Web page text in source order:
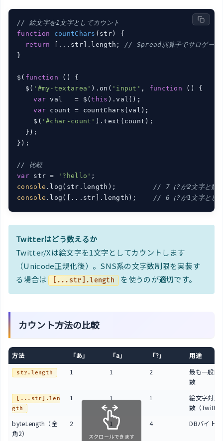
// 絵文字を1文字としてカウント
function
countChars ( str) {
return [...str].length; // Spread演算子でサロゲート
}
$( function ( ) {
  $(
'#my-textarea' ).on( 'input' , function ( ) {
var val   = $(this ).val();
var count = countChars(val);
    $(
'#char-count' ).text(count);
  });
});
// 比較
var str = '?hello'
console .log(str.length); // 7（?が2文字と数
console .log([...str].length); // 6（?が1文字とし
Twitterはどう数えるか
Twitter/Xは絵文字を1文字としてカウントします
（Unicode正規化後）。SNS系の文字数制限を実装す
る場合は
[...str].length を使うのが適切です。
カウント方法の比較
方法 「あ」 「a」 「?」 用途
str.length 1 1 2
最も一般的
数
[...str].len
gth
1 1 1
絵文字対応
数（Twitter
byteLength（全
角2）
2 1 4 DBバイト
スクロールできます